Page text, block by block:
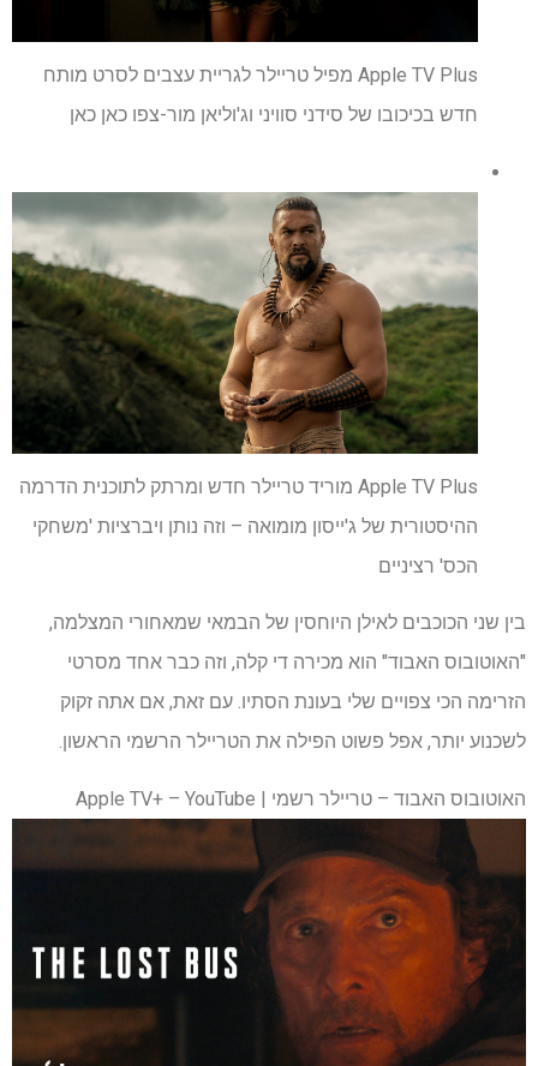
Apple TV Plus מפיל טריילר לגריית עצבים לסרט מותח
חדש בכיכובו של סידני סוויני וג'וליאן מור-צפו כאן כאן
Apple TV Plus מוריד טריילר חדש ומרתק לתוכנית הדרמה
ההיסטורית של ג'ייסון מומואה – וזה נותן ויברציות 'משחקי
הכס' רציניים
בין שני הכוכבים לאילן היוחסין של הבמאי שמאחורי המצלמה,
"האוטובוס האבוד" הוא מכירה די קלה, וזה כבר אחד מסרטי
הזרימה הכי צפויים שלי בעונת הסתיו. עם זאת, אם אתה זקוק
לשכנוע יותר, אפל פשוט הפילה את הטריילר הרשמי הראשון.
האוטובוס האבוד – טריילר רשמי | Apple TV+ – YouTube